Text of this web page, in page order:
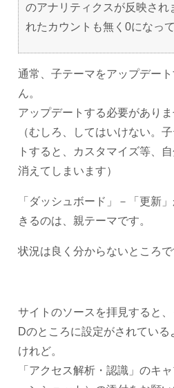
のアナリティクスが反映され
れたカウントも無く0になって
通常、子テーマをアップデー
ん。
アップデートする必要がありま
（むしろ、してはいけない。
トすると、カスタマイズ等、
消えてしまいます）
「ダッシュボード」－「更新
きるのは、親テーマです。
状況は良く分からないところで
サイトのソースを拝見すると
Dのところに設定がされている
けれど。
「アクセス解析・認識」のキ